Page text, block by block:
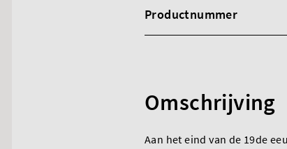
Productnummer
Omschrijving
Aan het eind van de 19de